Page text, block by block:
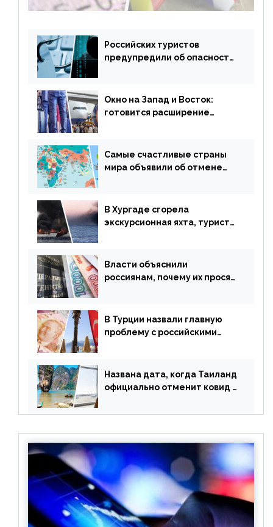
Российских туристов
предупредили об опасности
Окно на Запад и Восток:
готовится расширение
Самые счастливые страны
мира объявили об отмене
В Хургаде сгорела
экскурсионная яхта, туристы
Власти объяснили
россиянам, почему их просят
В Турции назвали главную
проблему с российскими
Названа дата, когда Таиланд
официально отменит ковид и